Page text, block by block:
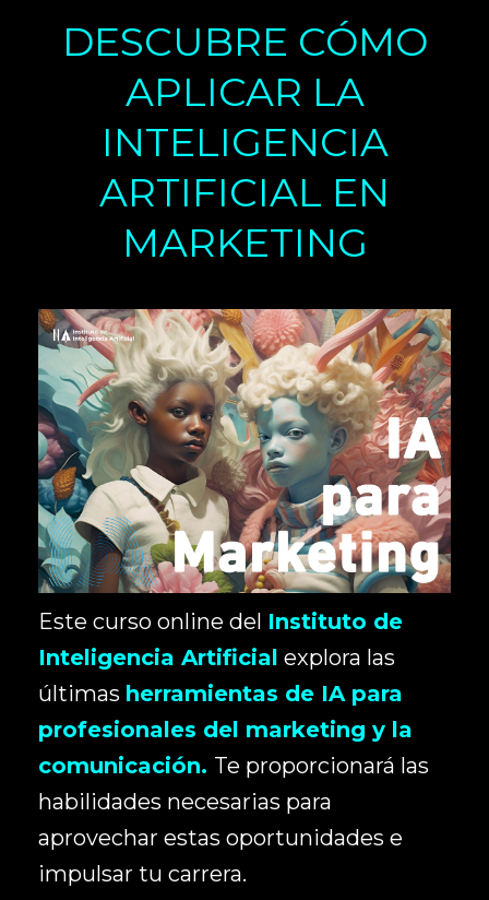
DESCUBRE CÓMO
APLICAR LA
INTELIGENCIA
ARTIFICIAL EN
MARKETING
Este curso online del Instituto de
Inteligencia Artificial explora las
últimas herramientas de IA para
profesionales del marketing y la
comunicación. Te proporcionará las
habilidades necesarias para
aprovechar estas oportunidades e
impulsar tu carrera.